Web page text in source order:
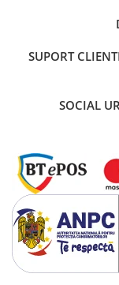
SUPORT
SOCIAL